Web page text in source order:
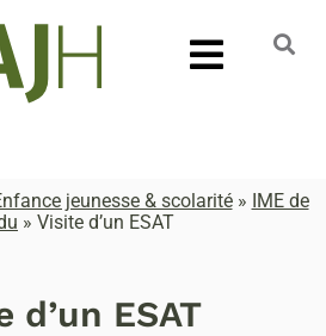
jeunesse & scolarité» IME de
» Visite d’un ESAT
d’un ESAT